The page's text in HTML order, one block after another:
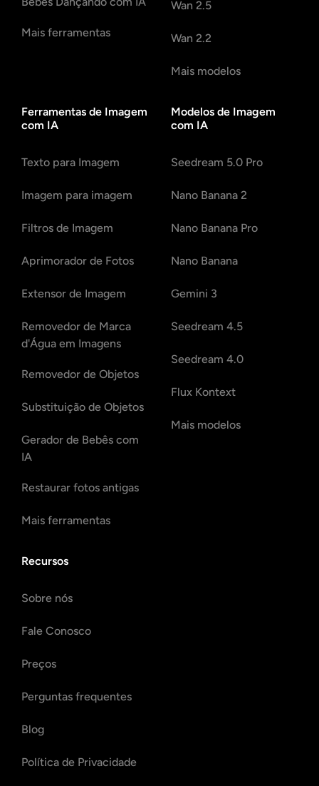
Mais ferramentas
Wan 2.5
Wan 2.2
Mais modelos
Ferramentas de Imagem
com IA
Texto para Imagem
Imagem para imagem
Filtros de Imagem
Aprimorador de Fotos
Extensor de Imagem
Removedor de Marca
d'Água em Imagens
Removedor de Objetos
Substituição de Objetos
Gerador de Bebês com
IA
Restaurar fotos antigas
Mais ferramentas
Modelos de Imagem
com IA
Seedream 5.0 Pro
Nano Banana 2
Nano Banana Pro
Nano Banana
Gemini 3
Seedream 4.5
Seedream 4.0
Flux Kontext
Mais modelos
Recursos
Sobre nós
Fale Conosco
Preços
Perguntas frequentes
Blog
Política de Privacidade